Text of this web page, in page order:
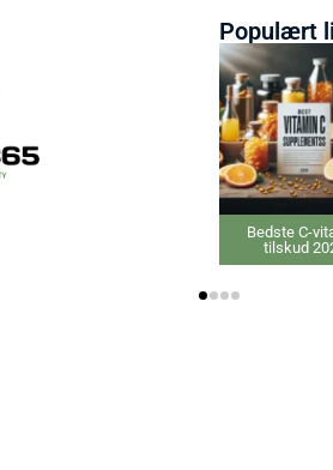
Populært
Bedste C-
tilskud 2026